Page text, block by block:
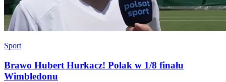
Sport
Brawo Hubert Hurkacz! Polak w 1/8 finału
Wimbledonu